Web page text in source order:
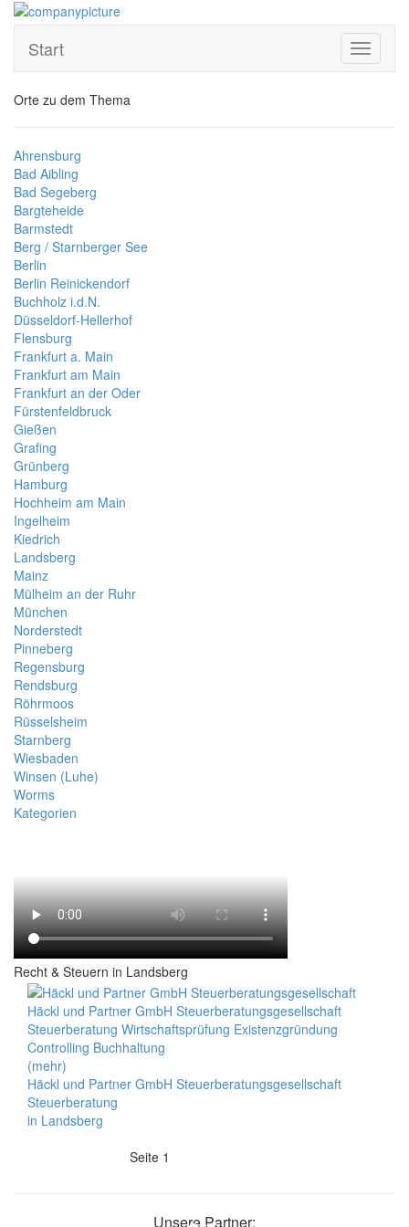
Toggle
Start
Orte zu dem Thema
Ahrensburg
Bad Aibling
Bad Segeberg
Bargteheide
Barmstedt
Berg / Starnberger See
Berlin
Berlin Reinickendorf
Buchholz i.d.N.
Düsseldorf-Hellerhof
Flensburg
Frankfurt a. Main
Frankfurt am Main
Frankfurt an der Oder
Fürstenfeldbruck
Gießen
Grafing
Grünberg
Hamburg
Hochheim am Main
Ingelheim
Kiedrich
Landsberg
Mainz
Mülheim an der Ruhr
München
Norderstedt
Pinneberg
Regensburg
Rendsburg
Röhrmoos
Rüsselsheim
Starnberg
Wiesbaden
Winsen (Luhe)
Worms
Kategorien
Recht & Steuern in Landsberg
Häckl und Partner GmbH Steuerberatungsgesellschaft
Steuerberatung Wirtschaftsprüfung Existenzgründung
Controlling Buchhaltung
(mehr)
Häckl und Partner GmbH Steuerberatungsgesellschaft
Steuerberatung
in Landsberg
Seite 1
Unsere Partner: